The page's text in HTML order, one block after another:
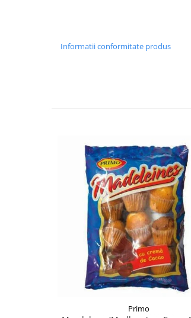
Informatii conformitate produs
Primo